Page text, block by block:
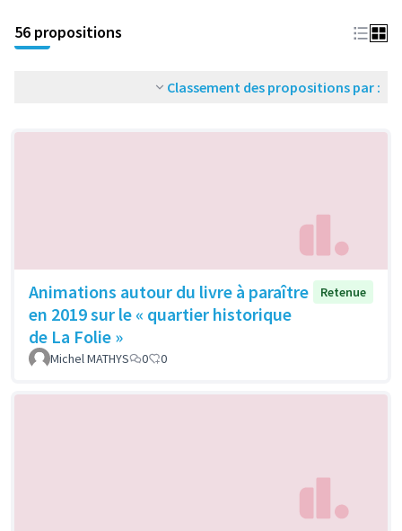
56 propositions
Classement des propositions par :
Animations autour du livre à paraître
en 2019 sur le « quartier historique
de La Folie »
Retenue
Michel MATHYS 0 0